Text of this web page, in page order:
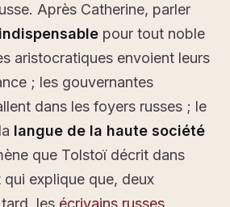
Après Catherine, parler
indispensable pour tout noble
aristocratiques envoient leurs
; les gouvernantes
dans les foyers russes ; le
langue de la haute société
que Tolstoï décrit dans
explique que, deux